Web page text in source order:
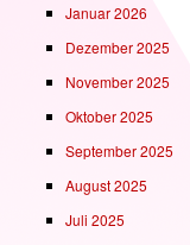
Januar 2026
Dezember 2025
November 2025
Oktober 2025
September 2025
August 2025
Juli 2025